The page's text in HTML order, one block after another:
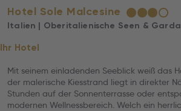
Hotel Sole Malcesine ★★★☆
Italien | Oberitalienische Seen &
Ihr Hotel
Mit seinem einladenden Seeblick weiß das
der malerische Kiesstrand liegt in direkter
Stunden auf der Sonnenterrasse oder
modernen Wellnessbereich. Welch ein